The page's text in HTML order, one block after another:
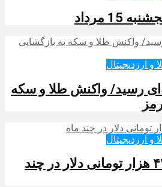
مرداد
و ارزدیجیتال‌
رسید/ واکنش طلا و سکه
و ارزدیجیتال‌
پشت پرده نوسان ۴۴ هزار تومانی دلار در چند